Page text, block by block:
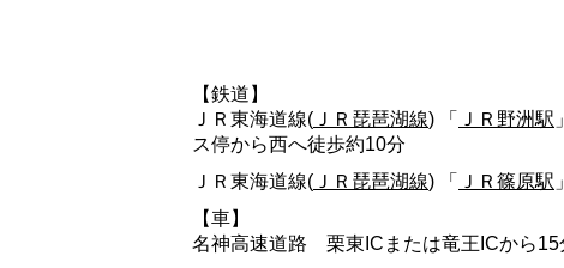
【鉄道】
ＪＲ東海道線( ＪＲ琵琶湖線) 「 ＪＲ野洲駅
ス停から西へ徒歩約10分
ＪＲ東海道線( ＪＲ琵琶湖線) 「 ＪＲ篠原駅
【車】
名神高速道路 栗東ICまたは竜王ICから15